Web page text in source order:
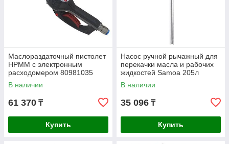
Маслораздаточный пистолет
HPMM с электронным
расходомером 80981035
В наличии
61 370 ₸
Купить
Насос ручной рычажный для
перекачки масла и рабочих
жидкостей Samoa 205л
304509
В наличии
35 096 ₸
Купить